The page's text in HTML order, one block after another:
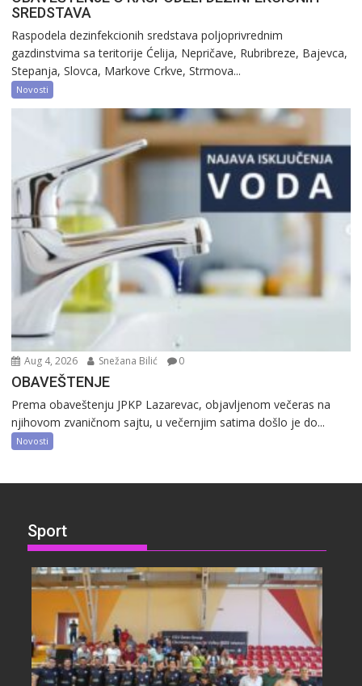
SREDSTAVA
Raspodela dezinfekcionih sredstava poljoprivrednim
gazdinstvima sa teritorije Ćelija, Nepričave, Rubribreze, Bajevca,
Stepanja, Slovca, Markove Crkve, Strmova...
Novosti
Aug 4, 2026 Snežana Bilić 0
OBAVEŠTENJE
Prema obaveštenju JPKP Lazarevac, objavljenom večeras na
njihovom zvaničnom sajtu, u večernjim satima došlo je do...
Novosti
Sport